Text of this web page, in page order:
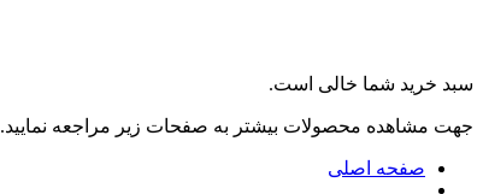
سبد خرید شما خالی است.
جهت مشاهده محصولات بیشتر به صفحات زیر مراجعه نمایید.
صفحه اصلی